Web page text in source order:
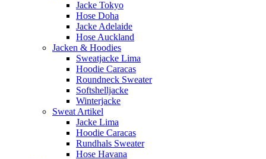
Jacke Tokyo
Hose Doha
Jacke Adelaide
Hose Auckland
Jacken & Hoodies
Sweatjacke Lima
Hoodie Caracas
Roundneck Sweater
Softshelljacke
Winterjacke
Sweat Artikel
Jacke Lima
Hoodie Caracas
Rundhals Sweater
Hose Havana